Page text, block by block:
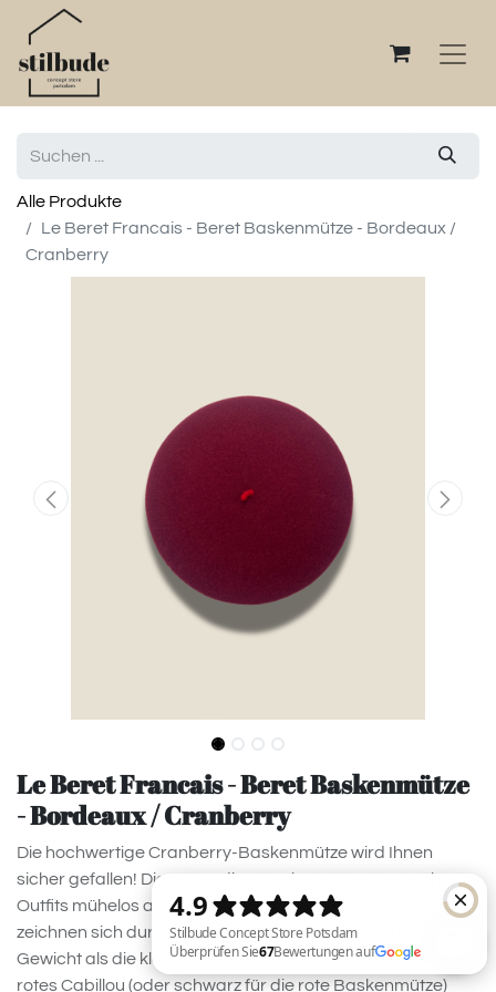
Alle Produkte
Le Beret Francais - Beret Baskenmütze - Bordeaux /
Cranberry
Le Beret Francais - Beret Baskenmütze
- Bordeaux / Cranberry
Die hochwertige Cranberry-Baskenmütze wird Ihnen
sicher gefallen! Diese trendige Baskenmütze wertet Ihre
Outfits mühelos auf. Unsere hochwertigen Baskenmützen
zeichnen sich durch folgende Merkmale aus: ein höheres
Gewicht als die klassischen Modelle, ein Satinfutter, ein
rotes Cabillou (oder schwarz für die rote Baskenmütze)